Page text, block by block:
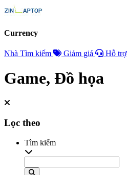
Currency
Nhà Tìm kiếm Giảm giá Hỗ trợ
Game, Đồ họa
Lọc theo
Tìm kiếm